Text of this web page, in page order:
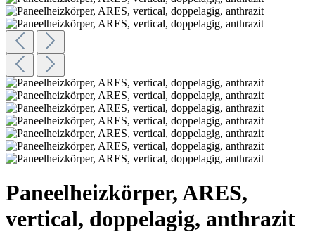
Paneelheizkörper, ARES,
vertical, doppelagig, anthrazit